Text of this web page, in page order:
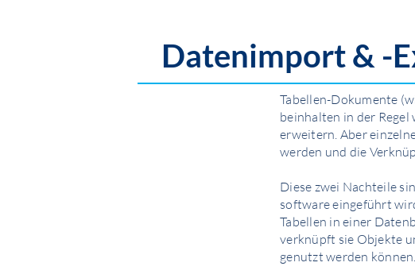
Datenimport & -
Tabellen-Dokumente
beinhalten in der Regel
erweitern. Aber
werden und die
Diese zwei Nachteile
software eingeführt
Tabellen in einer
verknüpft sie Objekte
genutzt werden können.